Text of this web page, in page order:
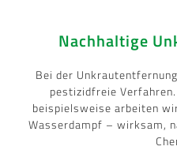
Nachhaltige
Bei der
pestizidfreie
beispielsweise arbeiten
Wasserdampf – wirksam,